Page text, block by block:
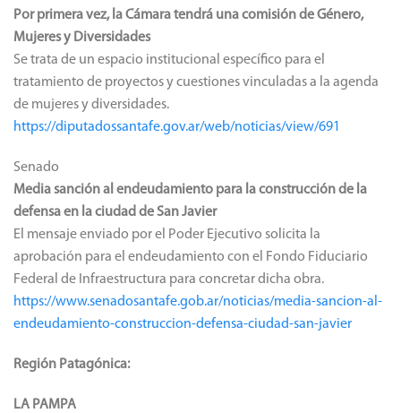
Por primera vez, la Cámara tendrá una comisión de Género,
Mujeres y Diversidades
Se trata de un espacio institucional específico para el
tratamiento de proyectos y cuestiones vinculadas a la agenda
de mujeres y diversidades.
https://diputadossantafe.gov.ar/web/noticias/view/691
Senado
Media sanción al endeudamiento para la construcción de la
defensa en la ciudad de San Javier
El mensaje enviado por el Poder Ejecutivo solicita la
aprobación para el endeudamiento con el Fondo Fiduciario
Federal de Infraestructura para concretar dicha obra.
https://www.senadosantafe.gob.ar/noticias/media-sancion-al-
endeudamiento-construccion-defensa-ciudad-san-javier
Región Patagónica:
LA PAMPA